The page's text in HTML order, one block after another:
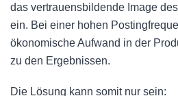
das vertrauensbildende Image
ein. Bei einer hohen
ökonomische Aufwand in der
zu den Ergebnissen.
Die Lösung kann somit nur sein: